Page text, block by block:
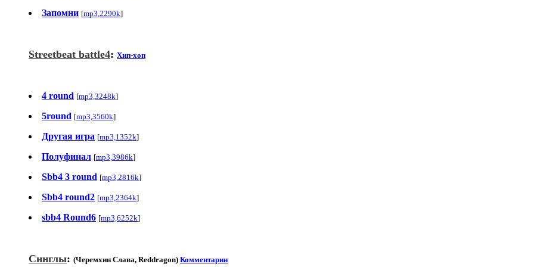
Запомни [mp3,2290k]
Streetbeat battle4: Хип-хоп
4 round [mp3,3248k]
5round [mp3,3560k]
Другая игра [mp3,1352k]
Полуфинал [mp3,3986k]
Sbb4 3 round [mp3,2816k]
Sbb4 round2 [mp3,2364k]
sbb4 Round6 [mp3,6252k]
Синглы: (Черемхин Слава, Reddragon) Комментарии